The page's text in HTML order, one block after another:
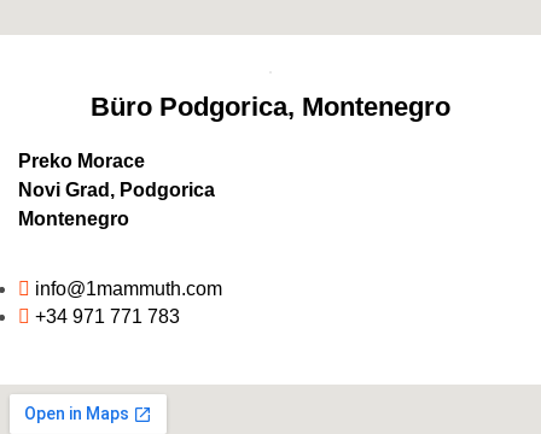
Büro Podgorica, Montenegro
Preko Morace
Novi Grad, Podgorica
Montenegro
info@1mammuth.com
+34 971 771 783